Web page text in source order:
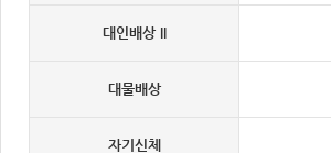
대인배상 II
대물배상
자기신체